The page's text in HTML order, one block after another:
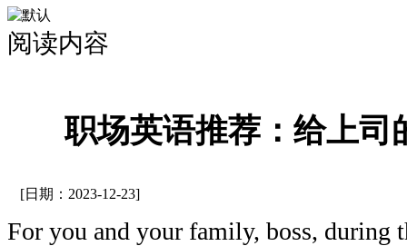
阅读内容
职场英语推荐：给上司
[日期：2023-12-23]
For you and your family, boss, during